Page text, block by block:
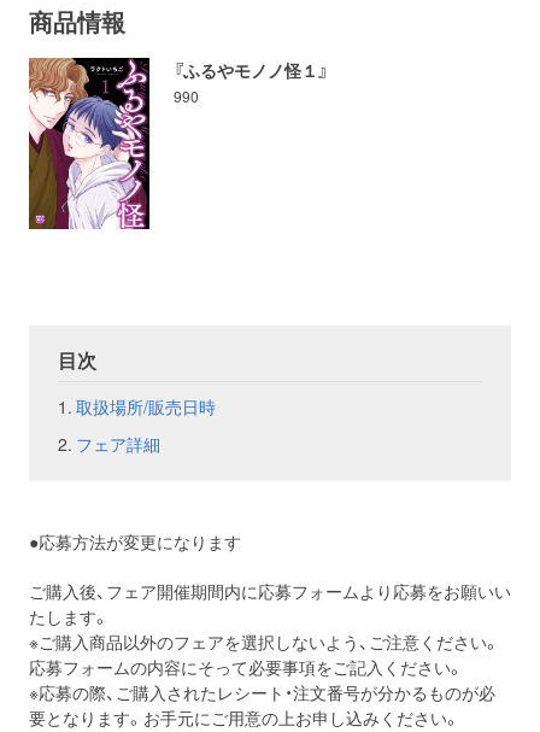
商品情報
『ふるやモノノ怪１』
990
目次
取扱場所/販売日時
フェア詳細
●応募方法が変更になります
ご購入後、フェア開催期間内に応募フォームより応募をお願いい
たします。
※ご購入商品以外のフェアを選択しないよう、ご注意ください。
応募フォームの内容にそって必要事項をご記入ください。
※応募の際、ご購入されたレシート・注文番号が分かるものが必
要となります。お手元にご用意の上お申し込みください。
その他
イベント
フェア
会社概要